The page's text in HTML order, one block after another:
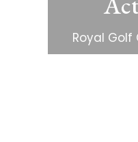
Royal Golf